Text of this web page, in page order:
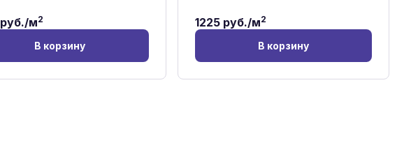
руб./м2
В корзину
1225руб./м2
В корзину